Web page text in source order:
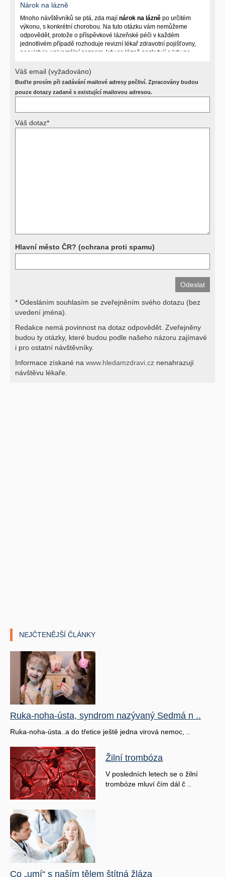
Nárok na lázně
Mnoho návštěvníků se ptá, zda mají nárok na lázně po určitém
výkonu, s konkrétní chorobou. Na tuto otázku vám nemůžeme
odpovědět, protože o příspěvkové lázeňské péči v každém
jednotlivém případě rozhoduje revizní lékař zdravotní pojišťovny,
neexistuje univerzální seznam, kdy se lázně poskytují a kdy ne.
postižení pacienta a dalších zdravotních okolnostech.
Požádejte svého ošetřujícího lékaře o návrh, který pak posoudí
příslušný revizní lékař. My vám spolehlivou odpověď dát
Výsledky vyšetření
Váš email (vyžadováno)
Buďte prosím při zadávání mailové adresy pečliví. Zpracovány budou
pouze dotazy zadané s existující mailovou adresou.
Váš dotaz*
Hlavní město ČR? (ochrana proti spamu)
* Odesláním souhlasím se zveřejněním svého dotazu (bez
uvedení jména).
Redakce nemá povinnost na dotaz odpovědět. Zveřejněny
budou ty otázky, které budou podle našeho názoru zajímavé
i pro ostatní návštěvníky.
Informace získané na www.hledamzdravi.cz nenahrazují
návštěvu lékaře.
NEJČTENĚJŠÍ ČLÁNKY
Ruka-noha-ústa, syndrom nazývaný Sedmá n ..
Ruka-noha-ústa..a do třetice ještě jedna virová nemoc, ..
Žilní trombóza
V posledních letech se o žilní
trombóze mluví čím dál č ..
Co „umí“ s naším tělem štítná žláza